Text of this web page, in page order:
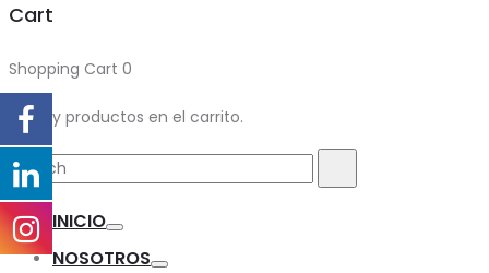
Cart
Shopping Cart 0
No hay productos en el carrito.
Search
for:
INICIO
NOSOTROS